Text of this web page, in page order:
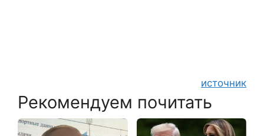
источник
Рекомендуем почитать